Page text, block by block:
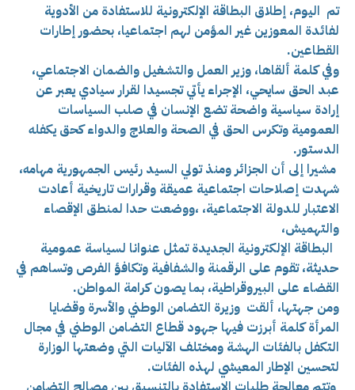
تم اليوم، إطلاق البطاقة الإلكترونية للاستفادة من الأدوية
لفائدة المعوزين غير المؤمن لهم اجتماعيا، بحضور إطارات
القطاعين.
وفي كلمة ألقاها، وزير العمل والتشغيل والضمان الاجتماعي،
عبد الحق سايحي، الإجراء يأتي تجسيدا لقرار سيادي يعبر عن
إرادة سياسية واضحة تضع الإنسان في صلب السياسات
العمومية وتكرس الحق في الصحة والعلاج والدواء كحق يكفله
الدستور.
مشيرا إلى أن الجزائر ومنذ تولي السيد رئيس الجمهورية مهامه،
شهدت إصلاحات اجتماعية عميقة وقرارات تاريخية أعادت
الاعتبار للدولة الاجتماعية، ،ووضعت حدا لمنطق الإقصاء
والتهميش،
البطاقة الإلكترونية الجديدة تمثل عنوانا لسياسة عمومية
حديثة، تقوم على الرقمنة والشفافية وتكافؤ الفرص وتساهم في
القضاء على البيروقراطية، بما يصون كرامة المواطن.
ومن جهتها، ألقت وزيرة التضامن الوطني والأسرة وقضايا
المرأة كلمة أبرزت فيها جهود قطاع التضامن الوطني في مجال
التكفل بالفئات الهشة ومختلف الآليات التي وضعتها الوزارة
لتحسين الإطار المعيشي لهذه الفئات.